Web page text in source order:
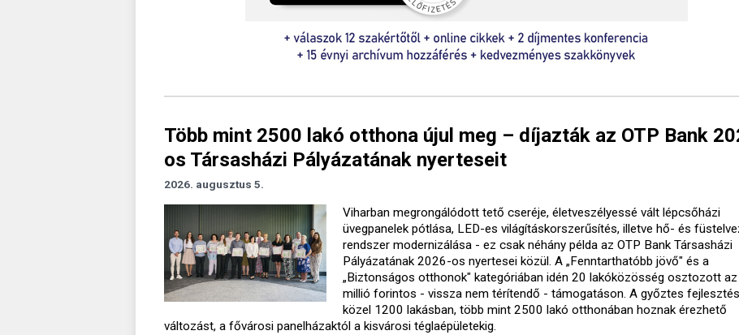
Több mint 2500 lakó otthona újul meg – díjazták az OTP Bank
os Társasházi Pályázatának nyerteseit
2026. augusztus 5.
Viharban megrongálódott tető cseréje, életveszélyessé vált lépcsőházi
üvegpanelek pótlása, LED-es világításkorszerűsítés, illetve hő- és
rendszer modernizálása - ez csak néhány példa az OTP Bank Társasházi
Pályázatának 2026-os nyertesei közül. A „Fenntarthatóbb jövő" és a
„Biztonságos otthonok" kategóriában idén 20 lakóközösség osztozott
millió forintos - vissza nem térítendő - támogatáson. A győztes
közel 1200 lakásban, több mint 2500 lakó otthonában hoznak érezhető
változást, a fővárosi panelházaktól a kisvárosi téglaépületekig.